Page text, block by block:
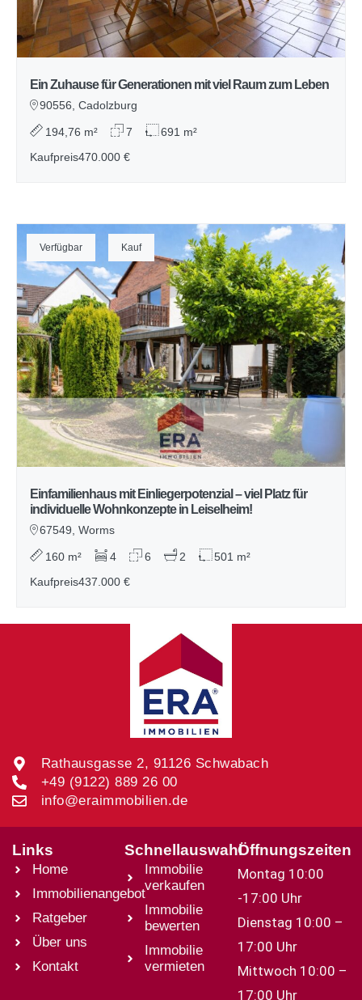
Ein Zuhause für Generationen mit viel Raum zum Leben
90556, Cadolzburg
194,76 m² 7
691 m²
Kaufpreis470.000 €
Verfügbar Kauf
Einfamilienhaus mit Einliegerpotenzial – viel Platz für
individuelle Wohnkonzepte in Leiselheim!
67549, Worms
160 m² 4 6 2
501 m²
Kaufpreis437.000 €
Rathausgasse 2, 91126 Schwabach
+49 (9122) 889 26 00
info@eraimmobilien.de
Links
Home
Immobilienangebot
Ratgeber
Über uns
Kontakt
Schnellauswahl
Immobilie
verkaufen
Immobilie
bewerten
Immobilie
vermieten
Öffnungszeiten
Montag 10:00
-17:00 Uhr
Dienstag 10:00 –
17:00 Uhr
Mittwoch 10:00 –
17:00 Uhr